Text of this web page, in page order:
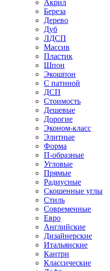
Акрил
Береза
Дерево
Дуб
ЛДСП
Массив
Пластик
Шпон
Экошпон
С патиной
ДСП
Стоимость
Дешевые
Дорогие
Эконом-класс
Элитные
Форма
П-образные
Угловые
Прямые
Радиусные
Скошенные углы
Стиль
Современные
Евро
Английские
Дизайнерские
Итальянские
Кантри
Классические